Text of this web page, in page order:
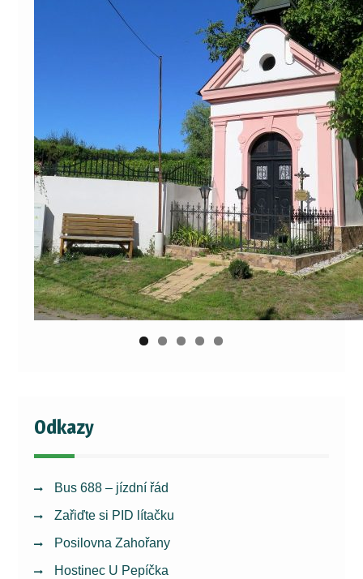
Odkazy
Bus 688 – jízdní řád
Zařiďte si PID lítačku
Posilovna Zahořany
Hostinec U Pepíčka